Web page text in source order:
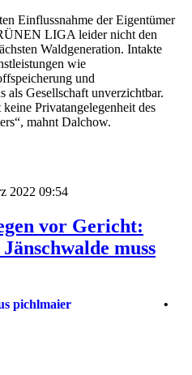
Einflussnahme der Eigentümer
LIGA leider nicht den
Waldgeneration. Intakte
wie
und
als Gesellschaft unverzichtbar.
Privatangelegenheit des
mahnt Dalchow.
2022 09:54
vor Gericht:
muss
•